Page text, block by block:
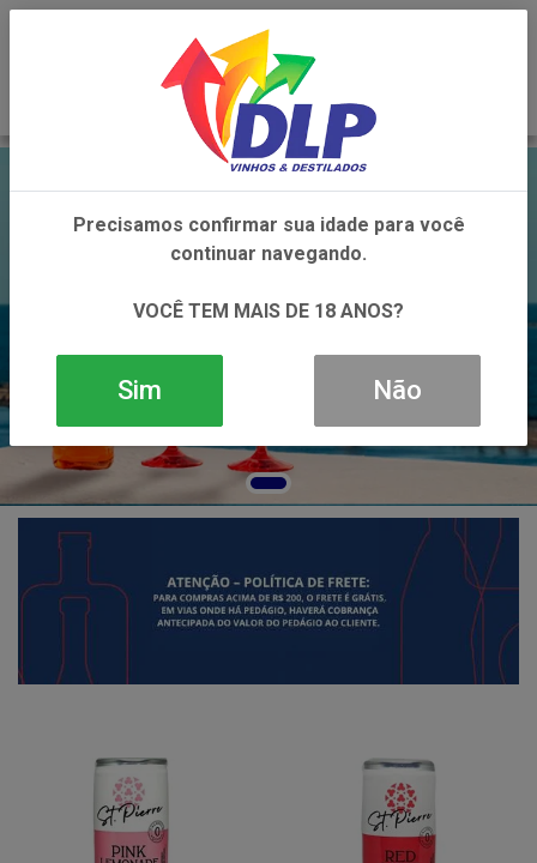
Precisamos confirmar sua idade para você
continuar navegando.
VOCÊ TEM MAIS DE 18 ANOS?
Sim Não